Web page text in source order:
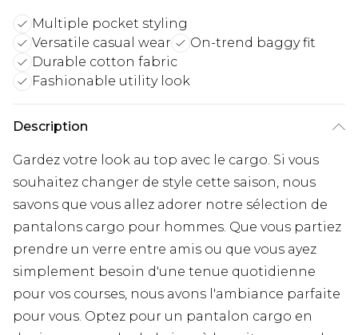
Multiple pocket styling
Versatile casual wear
On-trend baggy fit
Durable cotton fabric
Fashionable utility look
Description
Gardez votre look au top avec le cargo. Si vous
souhaitez changer de style cette saison, nous
savons que vous allez adorer notre sélection de
pantalons cargo pour hommes. Que vous partiez
prendre un verre entre amis ou que vous ayez
simplement besoin d'une tenue quotidienne
pour vos courses, nous avons l'ambiance parfaite
pour vous. Optez pour un pantalon cargo en